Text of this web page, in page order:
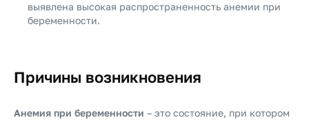
выявлена высокая распространенность анемии при
беременности.
Причины возникновения
Анемия при беременности – это состояние, при котором